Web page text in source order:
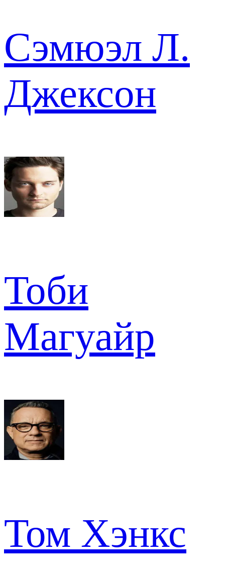
Сэмюэл Л.
Джексон
Тоби
Магуайр
Том Хэнкс